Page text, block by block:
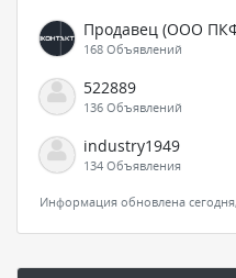
Продавец (ООО
168 Объявлений
522889
136 Объявлений
industry1949
134 Объявления
Информация обновлена